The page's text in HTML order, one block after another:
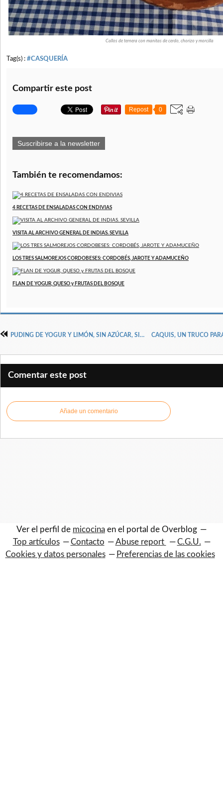
Callos de ternera con manitas de cerdo, chorizo y morcilla
Tag(s) : #CASQUERÍA
Compartir este post
Repost 0
Suscribirse a la newsletter
También te recomendamos:
4 RECETAS DE ENSALADAS CON ENDIVIAS
VISITA AL ARCHIVO GENERAL DE INDIAS. SEVILLA
LOS TRES SALMOREJOS CORDOBESES: CORDOBÉS, JAROTE Y ADAMUCEÑO
FLAN DE YOGUR, QUESO y FRUTAS DEL BOSQUE
PUDING DE YOGUR Y LIMÓN, SIN AZÚCAR, SIN GRASA
Comentar este post
Añade un comentario
Ver el perfil de micocina en el portal de Overblog
Top artículos
Contacto Abuse report
C.G.U.
Cookies y datos personales
Preferencias de las cookies